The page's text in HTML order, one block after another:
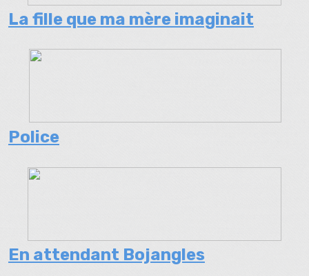
La fille que ma mère imaginait
Police
En attendant Bojangles